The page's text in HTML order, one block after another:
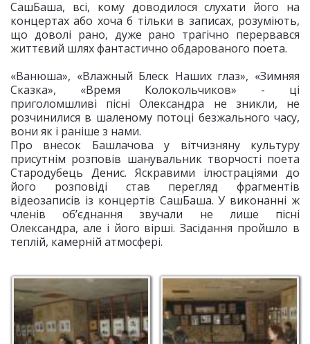
СашБаша, всі, кому доводилося слухати його на
концертах або хоча б тільки в записах, розуміють,
що доволі рано, дуже рано трагічно перервався
життєвий шлях фантастично обдарованого поета.
«Ванюша», «Влажный Блеск Наших глаз», «Зимняя
Сказка», «Время Колокольчиков» - ці
приголомшливі пісні Олександра не зникли, не
розчинилися в шаленому потоці безжального часу,
вони як і раніше з нами.
Про внесок Башлачова у вітчизняну культуру
присутнім розповів шанувальник творчості поета
Стародубець Денис. Яскравими ілюстраціями до
його розповіді став перегляд фрагментів
відеозаписів із концертів СашБаша. У виконанні ж
членів об’єднання звучали не лише пісні
Олександра, але і його вірші. Засідання пройшло в
теплій, камерній атмосфері.